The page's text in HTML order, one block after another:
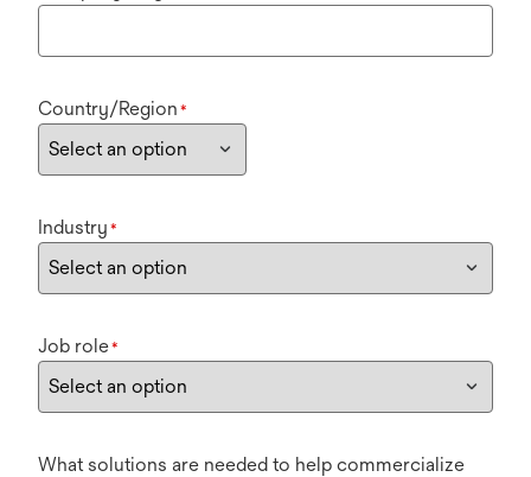
Country/Region *
Industry *
Job role*
What solutions are needed to help commercialize